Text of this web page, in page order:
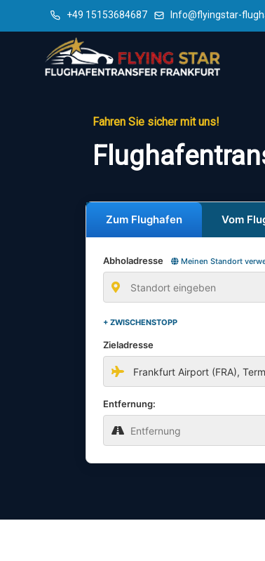
+49 15153684687 Info@flyingstar-
Fahren Sie sicher mit uns!
Zum Flughafen Vom
Abholadresse Meinen Standort
+ ZWISCHENSTOPP
Zieladresse
Entfernung: